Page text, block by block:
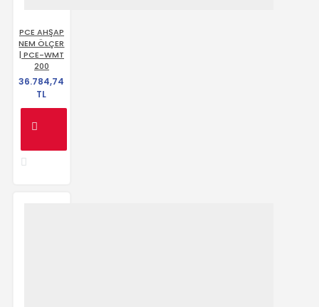
PCE AHŞAP
NEM ÖLÇER
| PCE-WMT
200
36.784,74
TL